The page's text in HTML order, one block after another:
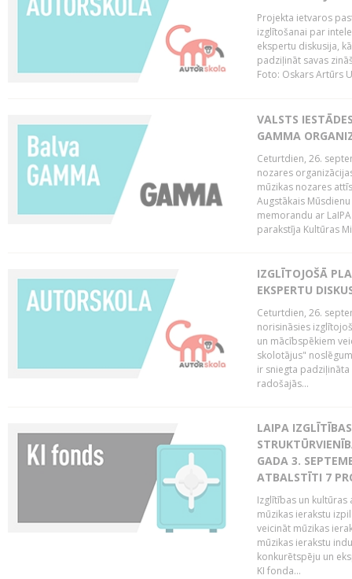
Projekta ietvaros
izglītošanai par
ekspertu diskusija,
padziļināt savas
Foto: Oskars Artūrs
VALSTS
GAMMA
Ceturtdien, 26.
nozares
mūzikas nozares
Augstākais
memorandu ar
parakstīja Kultūras
IZGLĪTOJOŠĀ
EKSPERTU
Ceturtdien, 26.
norisināsies
un mācībspēkiem
skolotājus"
ir sniegta
radošajās...
LAIPA
GADA 3.
ATBALSTĪTI 7
Izglītības un
mūzikas ierakstu
veicināt mūzikas
mūzikas ierakstu
konkurētspēju un
KI fonda...